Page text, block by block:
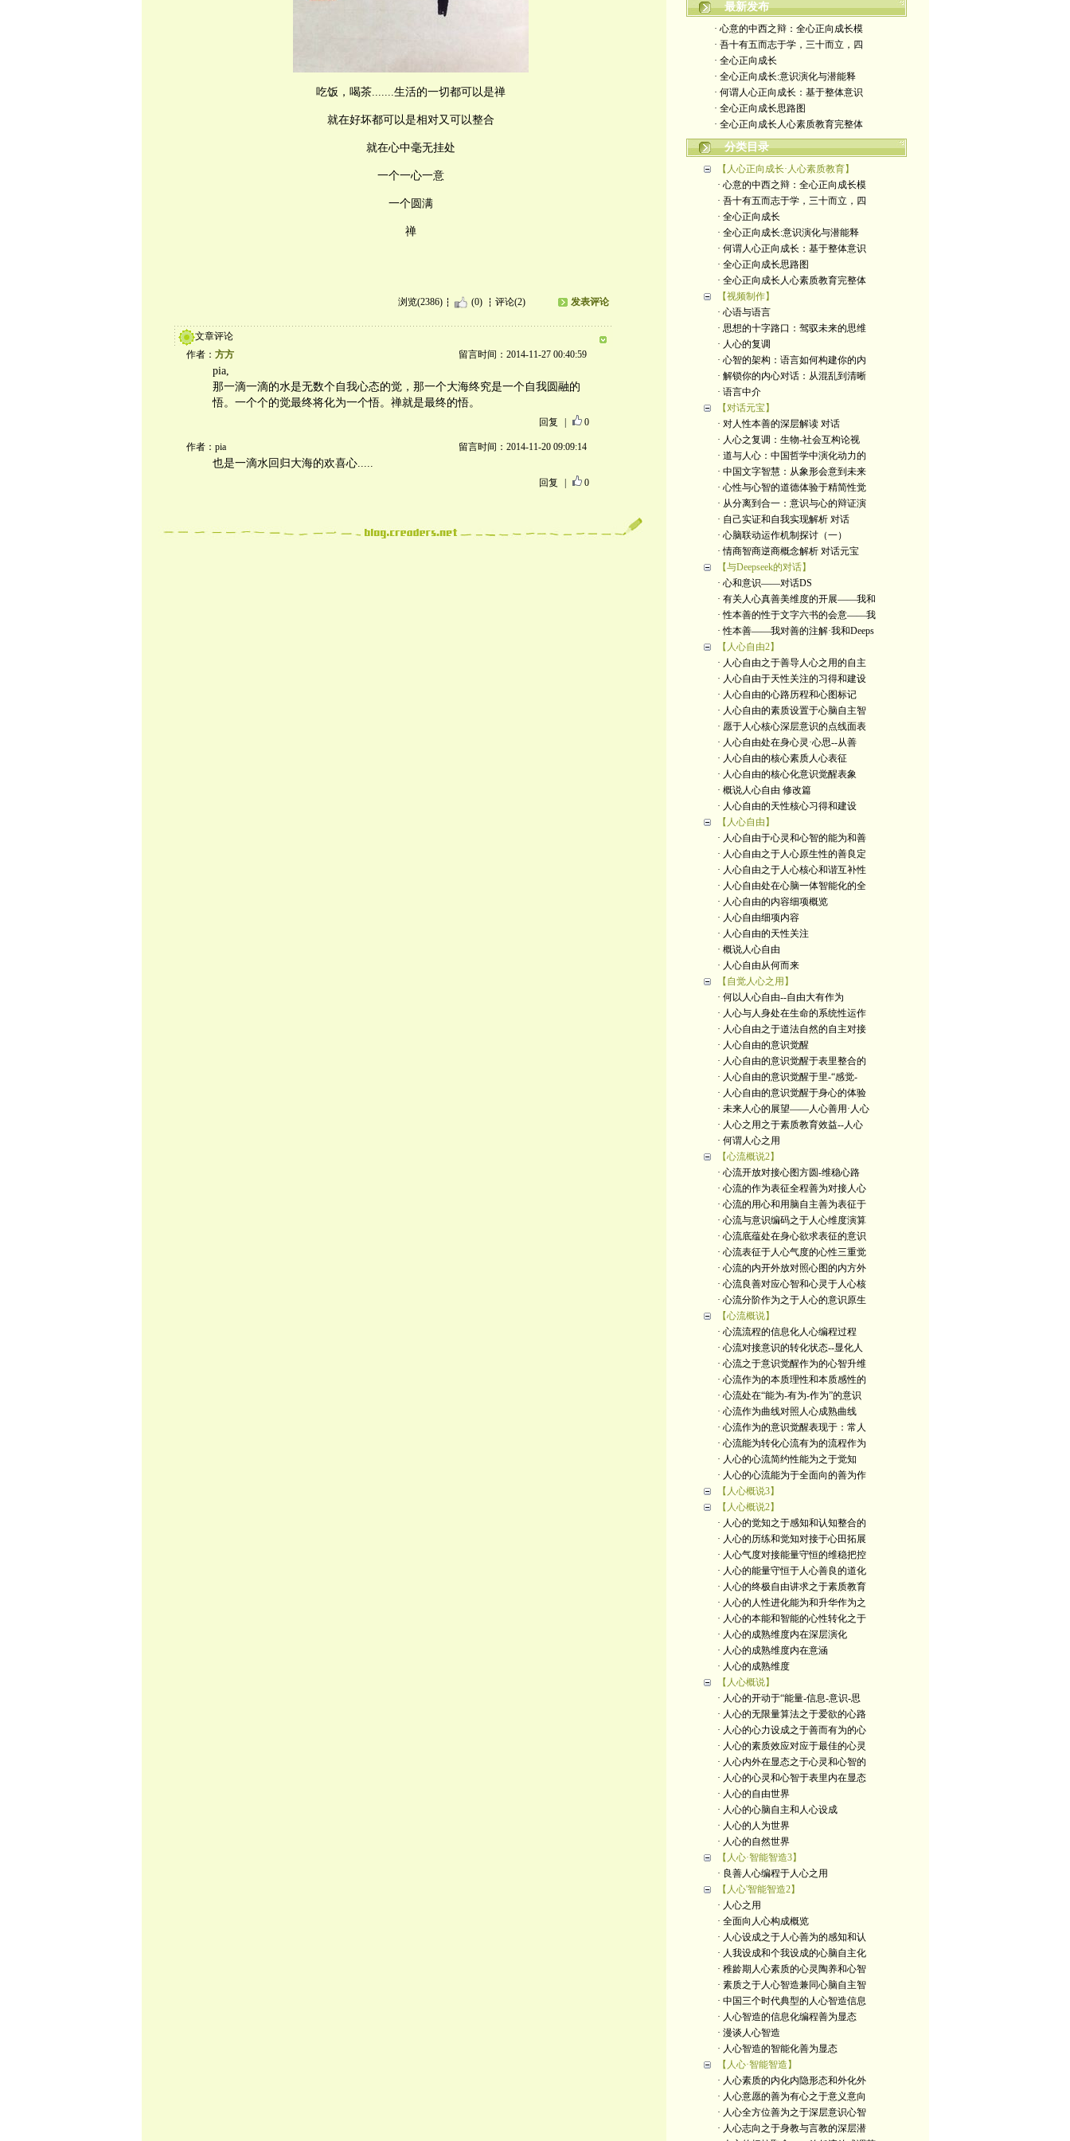
吃饭，喝茶.......生活的一切都可以是禅
就在好坏都可以是相对又可以整合
就在心中毫无挂处
一个一心一意
一个圆满
禅
浏览(2386) (0) 评论(2) 发表评论
文章评论
作者： 方方 留言时间：2014-11-27 00:40:59
pia,
那一滴一滴的水是无数个自我心态的觉，那一个大海终究是一个自我圆融的
悟。一个个的觉最终将化为一个悟。禅就是最终的悟。
回复 0
作者：pia 留言时间：2014-11-20 09:09:14
也是一滴水回归大海的欢喜心.....
回复 0
最新发布
· 心意的中西之辩：全心正向成长模
· 吾十有五而志于学，三十而立，四
· 全心正向成长
· 全心正向成长:意识演化与潜能释
· 何谓人心正向成长：基于整体意识
· 全心正向成长思路图
· 全心正向成长人心素质教育完整体
分类目录
【人心正向成长·人心素质教育】
· 心意的中西之辩：全心正向成长模
· 吾十有五而志于学，三十而立，四
· 全心正向成长
· 全心正向成长:意识演化与潜能释
· 何谓人心正向成长：基于整体意识
· 全心正向成长思路图
· 全心正向成长人心素质教育完整体
【视频制作】
· 心语与语言
· 思想的十字路口：驾驭未来的思维
· 人心的复调
· 心智的架构：语言如何构建你的内
· 解锁你的内心对话：从混乱到清晰
· 语言中介
【对话元宝】
· 对人性本善的深层解读 对话
· 人心之复调：生物-社会互构论视
· 道与人心：中国哲学中演化动力的
· 中国文字智慧：从象形会意到未来
· 心性与心智的道德体验于精简性觉
· 从分离到合一：意识与心的辩证演
· 自己实证和自我实现解析 对话
· 心脑联动运作机制探讨（一）
· 情商智商逆商概念解析 对话元宝
【与Deepseek的对话】
· 心和意识——对话DS
· 有关人心真善美维度的开展——我和
· 性本善的性于文字六书的会意——我
· 性本善——我对善的注解·我和Deeps
【人心自由2】
· 人心自由之于善导人心之用的自主
· 人心自由于天性关注的习得和建设
· 人心自由的心路历程和心图标记
· 人心自由的素质设置于心脑自主智
· 愿于人心核心深层意识的点线面表
· 人心自由处在身心灵·心思--从善
· 人心自由的核心素质人心表征
· 人心自由的核心化意识觉醒表象
· 概说人心自由 修改篇
· 人心自由的天性核心习得和建设
【人心自由】
· 人心自由于心灵和心智的能为和善
· 人心自由之于人心原生性的善良定
· 人心自由之于人心核心和谐互补性
· 人心自由处在心脑一体智能化的全
· 人心自由的内容细项概览
· 人心自由细项内容
· 人心自由的天性关注
· 概说人心自由
· 人心自由从何而来
【自觉人心之用】
· 何以人心自由--自由大有作为
· 人心与人身处在生命的系统性运作
· 人心自由之于道法自然的自主对接
· 人心自由的意识觉醒
· 人心自由的意识觉醒于表里整合的
· 人心自由的意识觉醒于里-“感觉-
· 人心自由的意识觉醒于身心的体验
· 未来人心的展望——人心善用·人心
· 人心之用之于素质教育效益--人心
· 何谓人心之用
【心流概说2】
· 心流开放对接心图方圆-维稳心路
· 心流的作为表征全程善为对接人心
· 心流的用心和用脑自主善为表征于
· 心流与意识编码之于人心维度演算
· 心流底蕴处在身心欲求表征的意识
· 心流表征于人心气度的心性三重觉
· 心流的内开外放对照心图的内方外
· 心流良善对应心智和心灵于人心核
· 心流分阶作为之于人心的意识原生
【心流概说】
· 心流流程的信息化人心编程过程
· 心流对接意识的转化状态--显化人
· 心流之于意识觉醒作为的心智升维
· 心流作为的本质理性和本质感性的
· 心流处在“能为-有为-作为”的意识
· 心流作为曲线对照人心成熟曲线
· 心流作为的意识觉醒表现于：常人
· 心流能为转化心流有为的流程作为
· 人心的心流简约性能为之于觉知
· 人心的心流能为于全面向的善为作
【人心概说3】
【人心概说2】
· 人心的觉知之于感知和认知整合的
· 人心的历练和觉知对接于心田拓展
· 人心气度对接能量守恒的维稳把控
· 人心的能量守恒于人心善良的道化
· 人心的终极自由讲求之于素质教育
· 人心的人性进化能为和升华作为之
· 人心的本能和智能的心性转化之于
· 人心的成熟维度内在深层演化
· 人心的成熟维度内在意涵
· 人心的成熟维度
【人心概说】
· 人心的开动于“能量-信息-意识-思
· 人心的无限量算法之于爱欲的心路
· 人心的心力设成之于善而有为的心
· 人心的素质效应对应于最佳的心灵
· 人心内外在显态之于心灵和心智的
· 人心的心灵和心智于表里内在显态
· 人心的自由世界
· 人心的心脑自主和人心设成
· 人心的人为世界
· 人心的自然世界
【人心·智能智造3】
· 良善人心编程于人心之用
【人心'智能智造2】
· 人心之用
· 全面向人心构成概览
· 人心设成之于人心善为的感知和认
· 人我设成和个我设成的心脑自主化
· 稚龄期人心素质的心灵陶养和心智
· 素质之于人心智造兼同心脑自主智
· 中国三个时代典型的人心智造信息
· 人心智造的信息化编程善为显态
· 漫谈人心智造
· 人心智造的智能化善为显态
【人心·智能智造】
· 人心素质的内化内隐形态和外化外
· 人心意愿的善为有心之于意义意向
· 人心全方位善为之于深层意识心智
· 人心志向之于身教与言教的深层潜